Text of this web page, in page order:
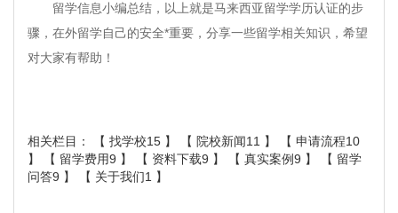
留学信息小编总结，以上就是马来西亚留学学历认证的步
骤，在外留学自己的安全*重要，分享一些留学相关知识，希望
对大家有帮助！
相关栏目： 【 找学校15 】 【 院校新闻11 】 【 申请流程10
】 【 留学费用9 】 【 资料下载9 】 【 真实案例9 】 【 留学
问答9 】 【 关于我们1 】